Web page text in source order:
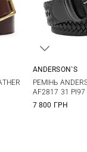
105
110
ANDERSON`S
РЕМІНЬ
AF2817 31 PI97
7 800 ГРН